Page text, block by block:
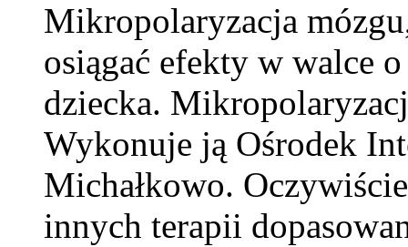
Mikropolaryzacja
osiągać efekty w walce
dziecka.
Wykonuje ją Ośrodek
Michałkowo.
innych terapii